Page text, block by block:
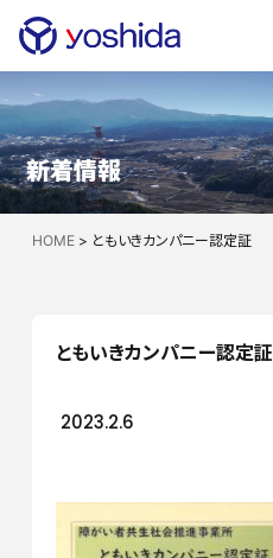
新着情報
HOME> ともいきカンパニー認定証
ともいきカンパニー認定証
2023.2.6